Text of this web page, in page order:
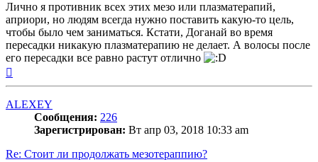
Лично я противник всех этих мезо или плазматерапий,
априори, но людям всегда нужно поставить какую-то цель,
чтобы было чем заниматься. Кстати, Доганай во время
пересадки никакую плазматерапию не делает. А волосы после
его пересадки все равно растут отлично
ALEXEY
Сообщения: 226
Зарегистрирован: Вт апр 03, 2018 10:33 am
Re: Стоит ли продолжать мезотераппию?